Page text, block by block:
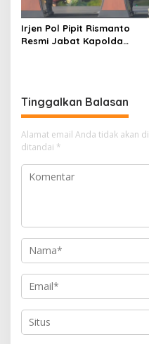
Irjen Pol Pipit Rismanto
Resmi Jabat Kapolda
Tinggalkan Balasan
Alamat email Anda tidak akan
ditandai *